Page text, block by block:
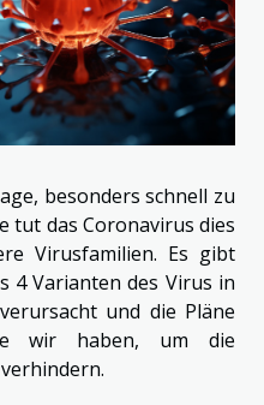
besonders schnell zu
tut das Coronavirus dies
Virusfamilien. Es gibt
4 Varianten des Virus in
und die Pläne
wir haben, um die